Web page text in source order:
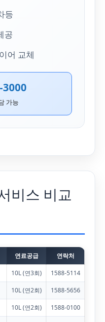
등
공
어 교체
3000
가능
비스 비교
연료공급 연락처
10L (연3회) 1588-5114
10L (연2회) 1588-5656
10L (연2회) 1588-0100